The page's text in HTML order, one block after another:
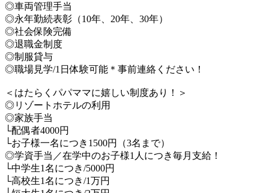
◎車両管理手当
◎永年勤続表彰（10年、20年、30年）
◎社会保険完備
◎退職金制度
◎制服貸与
◎職場見学/1日体験可能＊事前連絡ください！
＜はたらくパパママに嬉しい制度あり！＞
◎リゾートホテルの利用
◎家族手当
└配偶者4000円
└お子様一名につき1500円（3名まで）
◎学資手当／在学中のお子様1人につき毎月支給！
└中学生1名につき/5000円
└高校生1名につき/1万円